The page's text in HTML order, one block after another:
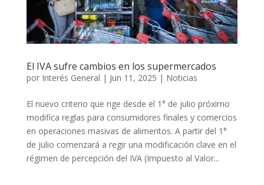
El IVA sufre cambios en los supermercados
por Interés General | Jun 11, 2025 | Noticias
El nuevo criterio que rige desde el 1° de julio próximo
modifica reglas para consumidores finales y comercios
en operaciones masivas de alimentos. A partir del 1°
de julio comenzará a regir una modificación clave en el
régimen de percepción del IVA (Impuesto al Valor...